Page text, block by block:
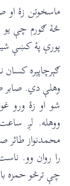
ماسخوتن زۀ او
څۀ ګورم چې يو
پورې پۀ کښې
ګېرچاپېره
وهلې دي. صابر
شو او زۀ ورو
ووهله. لږ
محمدنواز
را روان وو.
چې ترڅو حمزه